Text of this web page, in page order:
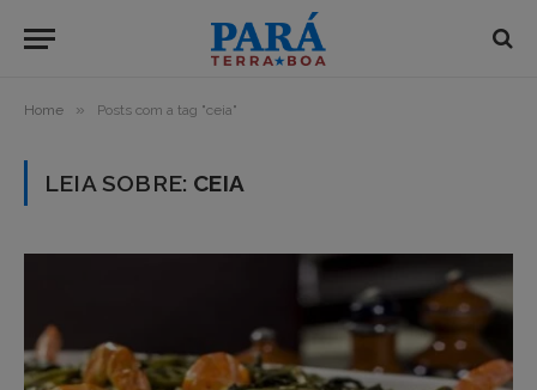
Home » Posts com a tag "ceia"
LEIA SOBRE: CEIA